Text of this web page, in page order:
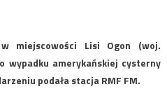
miejscowości Lisi Ogon (woj.
wypadku amerykańskiej cysterny
podała stacja RMF FM.